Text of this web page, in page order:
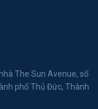
The Sun Avenue, số
phố Thủ Đức, Thành